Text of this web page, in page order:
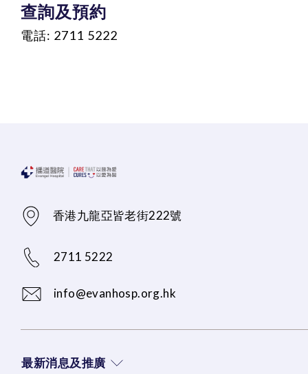
查詢及預約
電話: 2711 5222
香港九龍亞皆老街222號
2711 5222
info@evanhosp.org.hk
最新消息及推廣